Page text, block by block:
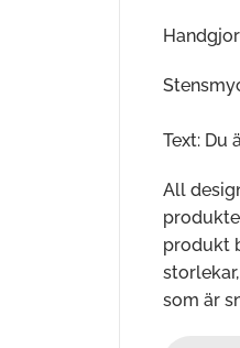
Text: Du
All
produkt
som är